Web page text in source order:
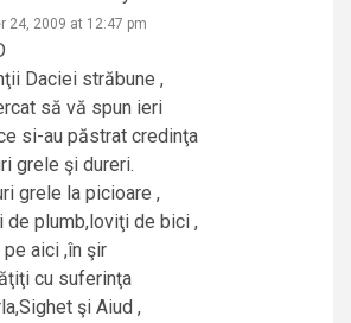
24, 2009 at 12:47 pm
Daciei străbune ,
să vă spun ieri
si-au păstrat credinţa
grele şi dureri.
grele la picioare ,
de plumb,loviţi de bici ,
pe aici ,în şir
cu suferinţa
şi Aiud ,